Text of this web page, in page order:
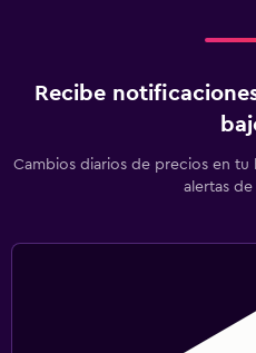
Recibe
Cambios diarios de precios en
alertas